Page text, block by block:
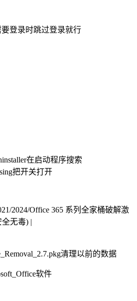
登录时跳过登录就行
在启动程序搜索
把开关打开
2024/Office 365 系列全家桶破解激
无毒) |
清理以前的数据
软件